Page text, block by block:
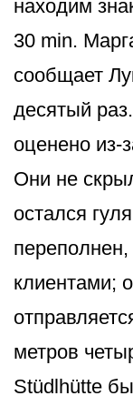
находим
30 min.
сообщает
десятый
оценено из-
Они не
остался
клиентами;
метров
Stüdlhütte